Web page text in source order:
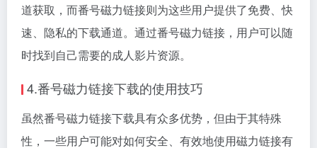
道获取，而番号磁力链接则为这些用户提供了免费、快
速、隐私的下载通道。通过番号磁力链接，用户可以随
时找到自己需要的成人影片资源。
4.番号磁力链接下载的使用技巧
虽然番号磁力链接下载具有众多优势，但由于其特殊
性，一些用户可能对如何安全、有效地使用磁力链接有